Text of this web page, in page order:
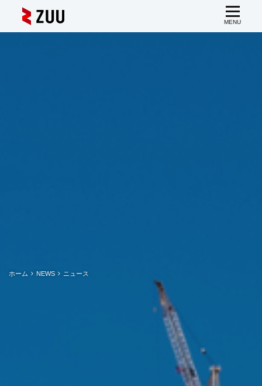
ホーム NEWS ニュース